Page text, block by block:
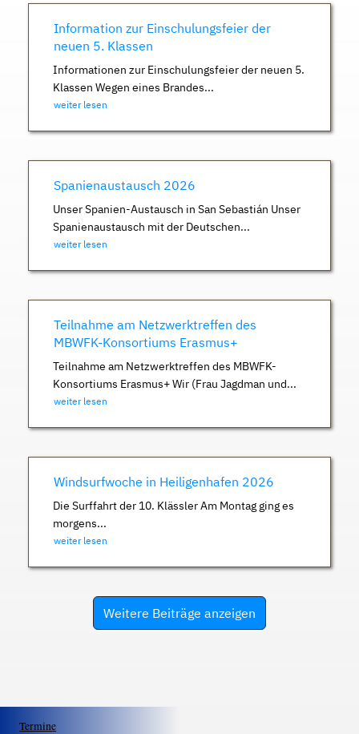
Information zur Einschulungsfeier der
neuen 5. Klassen
Informationen zur Einschulungsfeier der neuen 5.
Klassen Wegen eines Brandes...
weiter lesen
Spanienaustausch 2026
Unser Spanien-Austausch in San Sebastián Unser
Spanienaustausch mit der Deutschen...
weiter lesen
Teilnahme am Netzwerktreffen des
MBWFK-Konsortiums Erasmus+
Teilnahme am Netzwerktreffen des MBWFK-
Konsortiums Erasmus+ Wir (Frau Jagdman und...
weiter lesen
Windsurfwoche in Heiligenhafen 2026
Die Surffahrt der 10. Klässler Am Montag ging es
morgens...
weiter lesen
Weitere Beiträge anzeigen
Termine